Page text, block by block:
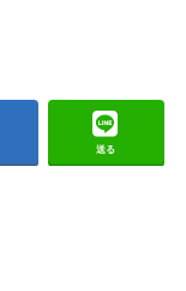
送る